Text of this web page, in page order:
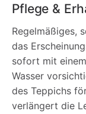
Pflege &
Regelmäßiges,
das
sofort mit
Wasser
des Teppichs
verlängert die